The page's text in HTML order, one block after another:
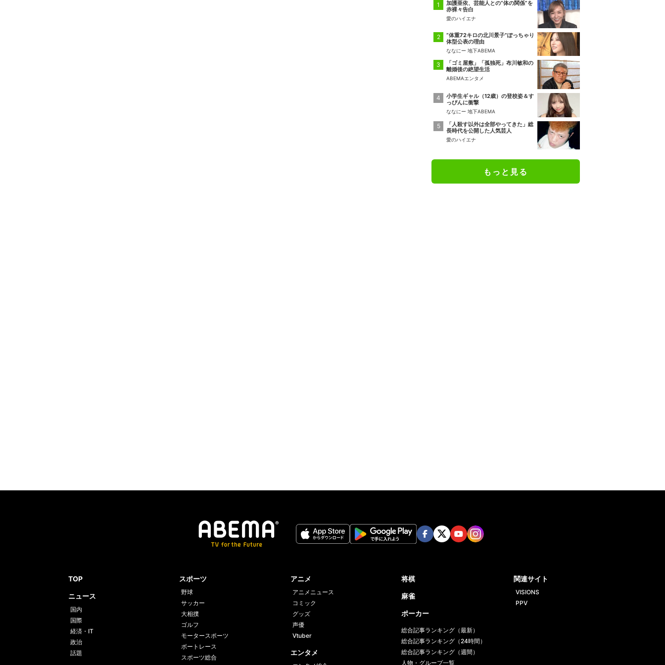
加護亜依、芸能人との“体の関係”を
赤裸々告白
愛のハイエナ
“体重72キロの北川景子”ぽっちゃり
体型公表の理由
ななにー 地下ABEMA
「ゴミ屋敷」「孤独死」布川敏和の
離婚後の絶望生活
ABEMAエンタメ
小学生ギャル（12歳）の登校姿＆す
っぴんに衝撃
ななにー 地下ABEMA
「人殺す以外は全部やってきた」総
長時代を公開した人気芸人
愛のハイエナ
もっと見る
TOP
ニュース
国内
国際
経済・IT
政治
話題
スポーツ
野球
サッカー
大相撲
ゴルフ
モータースポーツ
ボートレース
スポーツ総合
アニメ
アニメニュース
コミック
グッズ
声優
Vtuber
エンタメ
将棋
麻雀
ポーカー
総合記事ランキング（最新）
総合記事ランキング（24時間）
総合記事ランキング（週間）
人物・グループ一覧
関連サイト
VISIONS
PPV